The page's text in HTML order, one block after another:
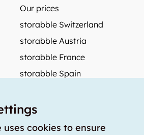
Our prices
storabble Switzerland
storabble Austria
storabble France
storabble Spain
uses cookies to ensure